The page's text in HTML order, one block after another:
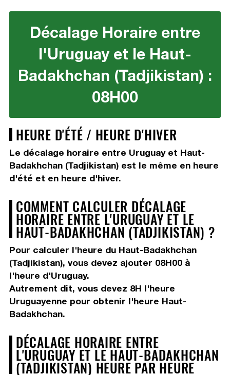
Décalage Horaire entre
l'Uruguay et le Haut-
Badakhchan (Tadjikistan) :
08H00
HEURE D'ÉTÉ / HEURE D'HIVER
Le décalage horaire entre Uruguay et Haut-
Badakhchan (Tadjikistan) est le même en heure
d'été et en heure d'hiver.
COMMENT CALCULER DÉCALAGE
HORAIRE ENTRE L'URUGUAY ET LE
HAUT-BADAKHCHAN (TADJIKISTAN) ?
Pour calculer l'heure du Haut-Badakhchan
(Tadjikistan), vous devez ajouter 08H00à
l'heure d'Uruguay.
Autrement dit, vous devez 8H l'heure
Uruguayenne pour obtenir l'heure Haut-
Badakhchan.
DÉCALAGE HORAIRE ENTRE
L'URUGUAY ET LE HAUT-BADAKHCHAN
(TADJIKISTAN) HEURE PAR HEURE